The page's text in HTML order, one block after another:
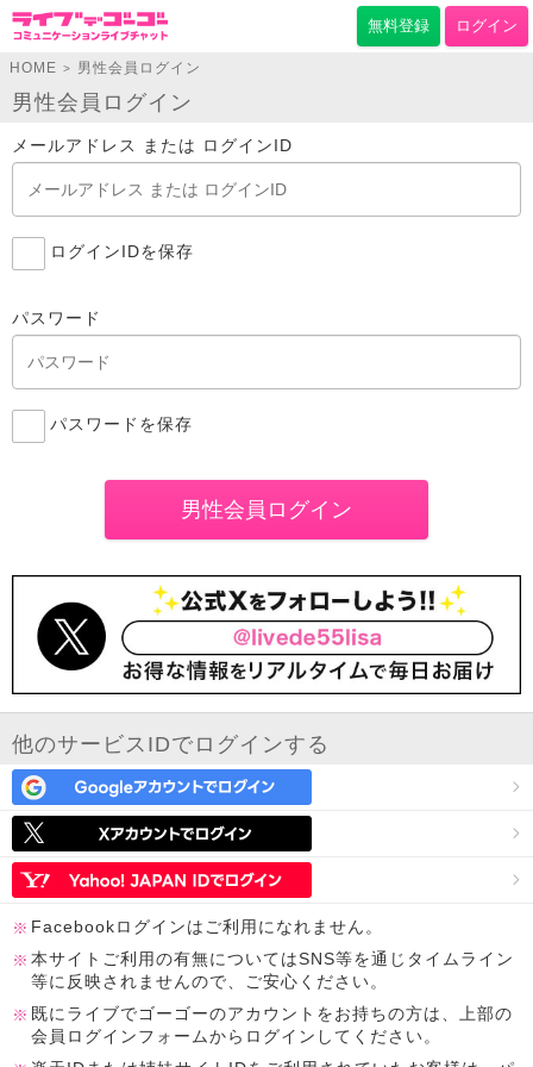
無料登録 ログイン
HOME > 男性会員ログイン
男性会員ログイン
メールアドレス または ログインID
ログインIDを保存
パスワード
パスワードを保存
他のサービスIDでログインする
Facebookログインはご利用になれません。
本サイトご利用の有無についてはSNS等を通じタイムライン
等に反映されませんので、ご安心ください。
既にライブでゴーゴーのアカウントをお持ちの方は、上部の
会員ログインフォームからログインしてください。